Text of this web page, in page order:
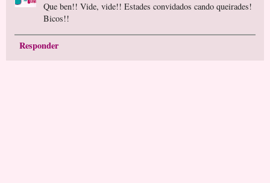
Que ben!! Vide, vide!! Estades convidados cando queirades!
Bicos!!
Responder